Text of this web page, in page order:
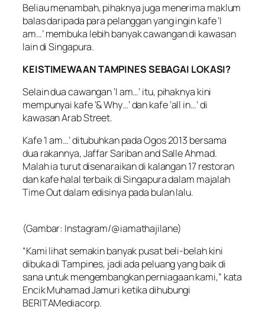
Beliau menambah, pihaknya juga menerima maklum
balas daripada para pelanggan yang ingin kafe ‘I
am…’ membuka lebih banyak cawangan di kawasan
lain di Singapura.
KEISTIMEWAAN TAMPINES SEBAGAI LOKASI?
Selain dua cawangan ‘I am…’ itu, pihaknya kini
mempunyai kafe ‘& Why…’ dan kafe ‘all in…’ di
kawasan Arab Street.
Kafe ‘I am…’ ditubuhkan pada Ogos 2013 bersama
dua rakannya, Jaffar Sariban and Salle Ahmad.
Malah ia turut disenaraikan di kalangan 17 restoran
dan kafe halal terbaik di Singapura dalam majalah
Time Out dalam edisinya pada bulan lalu.
(Gambar: Instagram/@iamathajilane)
“Kami lihat semakin banyak pusat beli-belah kini
dibuka di Tampines, jadi ada peluang yang baik di
sana untuk mengembangkan perniagaan kami,” kata
Encik Muhamad Jamuri ketika dihubungi
BERITAMediacorp.